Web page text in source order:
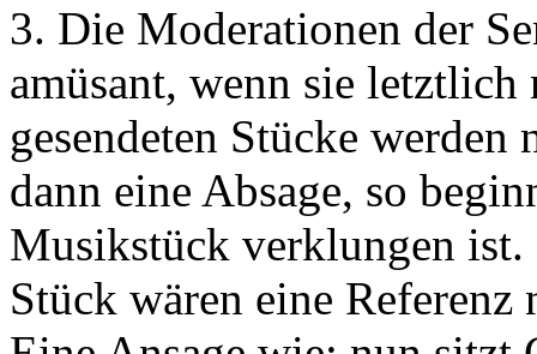
3. Die Moderationen der
amüsant, wenn sie
gesendeten Stücke
dann eine Absage, so
Musikstück verklungen ist.
Stück wären eine